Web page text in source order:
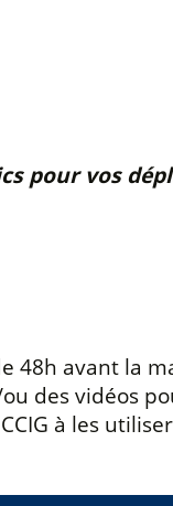
pour vos
48h avant la
des vidéos
à les